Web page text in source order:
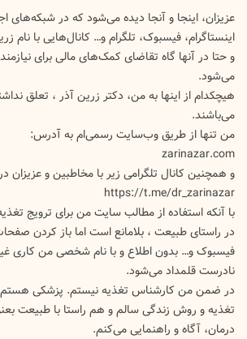
عزیزان، اینجا و آنجا دیده می‌شود که در شبکه‌های
اینستاگرام، فیسبوک، تلگرام و… کانال‌هایی با نام
و حتا در آنها گاه تقاضای کمک‌های مالی برای
می‌شود.
هیچکدام از اینها به من، دکتر زرین آذر ، تعلق
می‌باشند.
من تنها از طریق وب‌سایت رسمی‌ام به آدرس:
zarinazar.com
و همچنین کانال تلگرامی زیر با مخاطبین و
https://t.me/dr_zarinazar
با آنکه استفاده از مطالب سایت من برای ترویج
در راستای طبیعت ، بلامانع است اما باز کردن صفحات
فیسبوک و… بدون اطلاع و با نام شخصی من کاری
نادرست قلمداد می‌شود.
در ضمن من کارشناس تغذیه نیستم. پزشکی هستم
تغذیه و روش زندگی سالم و هم راستا با طبیعت
درمان، آگاه و راهنمایی می‌کنم.